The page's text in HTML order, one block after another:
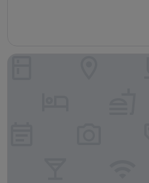
Bewertungen)
Caye Caulker Condos By Barefoot